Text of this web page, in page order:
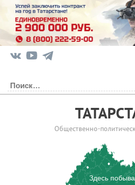
Общественно-
Здесь